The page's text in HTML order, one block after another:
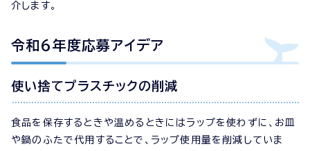
介します。
令和6年度応募アイデア
使い捨てプラスチックの削減
食品を保存するときや温めるときにはラップを使わずに、お皿
や鍋のふたで代用することで、ラップ使用量を削減していま